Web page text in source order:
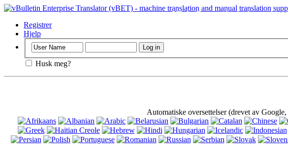
Viktig: Denne siden bruker cookies
Registrer
Hjelp
Husk meg?
Automatiske oversettelser (drevet av